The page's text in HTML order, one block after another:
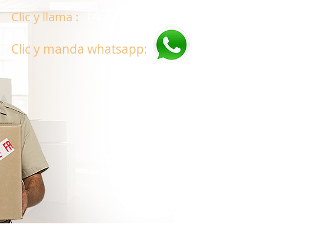
Clic y llama :
Clic y manda whatsapp: